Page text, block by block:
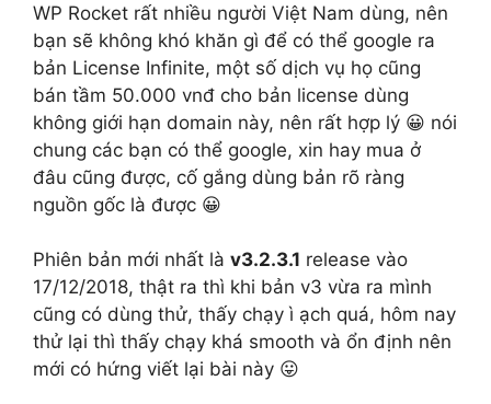
WP Rocket rất nhiều người Việt Nam dùng, nên
bạn sẽ không khó khăn gì để có thể google ra
bản License Infinite, một số dịch vụ họ cũng
bán tầm 50.000 vnđ cho bản license dùng
không giới hạn domain này, nên rất hợp lý 😀 nói
chung các bạn có thể google, xin hay mua ở
đâu cũng được, cố gắng dùng bản rõ ràng
nguồn gốc là được 😀
Phiên bản mới nhất là v3.2.3.1 release vào
17/12/2018, thật ra thì khi bản v3 vừa ra mình
cũng có dùng thử, thấy chạy ì ạch quá, hôm nay
thử lại thì thấy chạy khá smooth và ổn định nên
mới có hứng viết lại bài này 😛